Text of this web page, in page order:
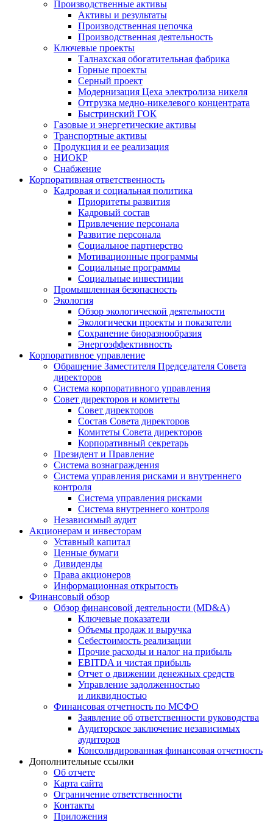
Производственные активы
Активы и результаты
Производственная цепочка
Производственная деятельность
Ключевые проекты
Талнахская обогатительная фабрика
Горные проекты
Серный проект
Модернизация Цеха электролиза никеля
Отгрузка медно-никелевого концентрата
Быстринский ГОК
Газовые и энергетические активы
Транспортные активы
Продукция и ее реализация
НИОКР
Снабжение
Корпоративная ответственность
Кадровая и социальная политика
Приоритеты развития
Кадровый состав
Привлечение персонала
Развитие персонала
Социальное партнерство
Мотивационные программы
Социальные программы
Социальные инвестиции
Промышленная безопасность
Экология
Обзор экологической деятельности
Экологически проекты и показатели
Сохранение биоразнообразия
Энергоэффективность
Корпоративное управление
Обращение Заместителя Председателя Совета
директоров
Система корпоративного управления
Совет директоров и комитеты
Совет директоров
Состав Совета директоров
Комитеты Совета директоров
Корпоративный секретарь
Президент и Правление
Система вознаграждения
Система управления рисками и внутреннего
контроля
Система управления рисками
Система внутреннего контроля
Независимый аудит
Акционерам и инвесторам
Уставный капитал
Ценные бумаги
Дивиденды
Права акционеров
Информационная открытость
Финансовый обзор
Обзор финансовой деятельности (MD&A)
Ключевые показатели
Объемы продаж и выручка
Себестоимость реализации
Прочие расходы и налог на прибыль
EBITDA и чистая прибыль
Отчет о движении денежных средств
Управление задолженностью
и ликвидностью
Финансовая отчетность по МСФО
Заявление об ответственности руководства
Аудиторское заключение независимых
аудиторов
Консолидированная финансовая отчетность
Дополнительные ссылки
Об отчете
Карта сайта
Ограничение ответственности
Контакты
Приложения